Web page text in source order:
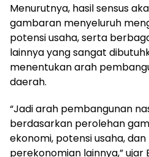
Menurutnya, hasil sensus
gambaran menyeluruh
potensi usaha, serta
lainnya yang sangat
menentukan arah
daerah.
“Jadi arah pembangunan
berdasarkan perolehan
ekonomi, potensi usaha,
perekonomian lainnya,” ujar